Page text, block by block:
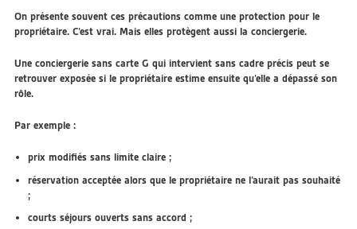
On présente souvent ces précautions comme une protection pour le
propriétaire. C’est vrai. Mais elles protègent aussi la conciergerie.
Une conciergerie sans carte G qui intervient sans cadre précis peut se
retrouver exposée si le propriétaire estime ensuite qu’elle a dépassé son
rôle.
Par exemple :
prix modifiés sans limite claire ;
réservation acceptée alors que le propriétaire ne l’aurait pas souhaité
;
courts séjours ouverts sans accord ;